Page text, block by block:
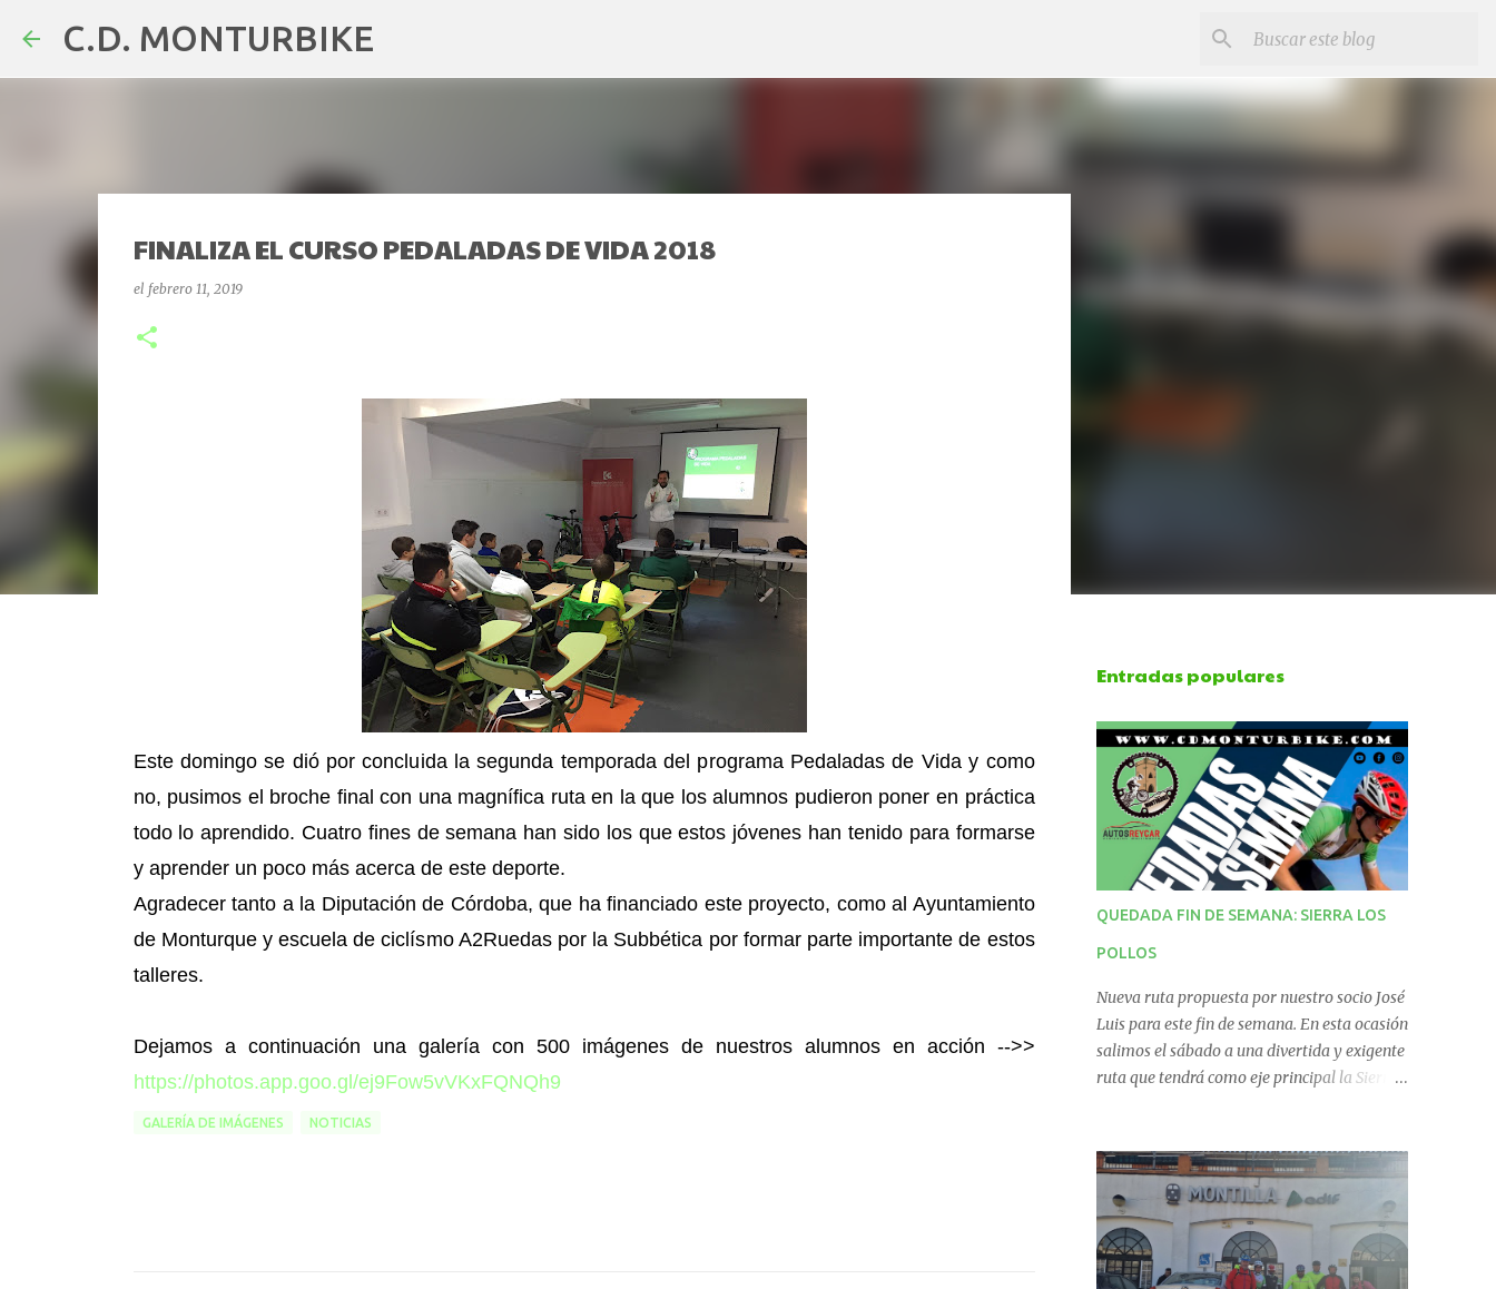
C.D. MONTURBIKE
FINALIZA EL CURSO PEDALADAS DE VIDA 2018
el febrero 11, 2019
Este domingo se dió por concluida la segunda temporada del programa Pedaladas de Vida y como
no, pusimos el broche final con una magnífica ruta en la que los alumnos pudieron poner en práctica
todo lo aprendido. Cuatro fines de semana han sido los que estos jóvenes han tenido para formarse
y aprender un poco más acerca de este deporte.
Agradecer tanto a la Diputación de Córdoba, que ha financiado este proyecto, como al Ayuntamiento
de Monturque y escuela de ciclísmo A2Ruedas por la Subbética por formar parte importante de estos
talleres.
Dejamos a continuación una galería con 500 imágenes de nuestros alumnos en acción -->>
https://photos.app.goo.gl/ej9Fow5vVKxFQNQh9
GALERÍA DE IMÁGENES NOTICIAS
Entradas populares
QUEDADA FIN DE SEMANA: SIERRA LOS
POLLOS
Nueva ruta propuesta por nuestro socio José
Luis para este fin de semana. En esta ocasión
salimos el sábado a una divertida y exigente
ruta que tendrá como eje principal la Sierra
a las 08:00 horas y desde Lucena (Pabellón
Municipal) a las 09:00 horas. No te la
pierdas. Ruta puntuable para el Ranking
Quedadas Fin de Semana 2025.